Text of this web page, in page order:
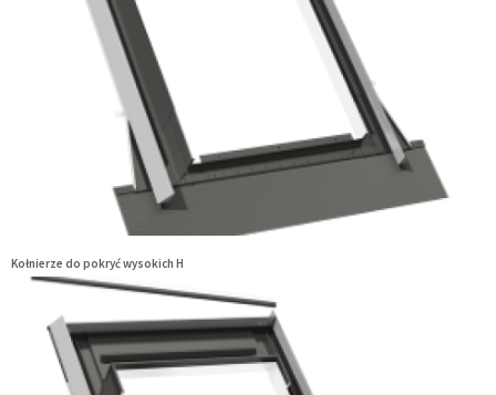
Kołnierze do pokryć wysokich H